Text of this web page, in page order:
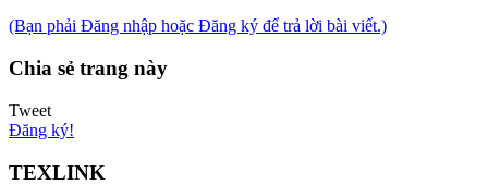
(Bạn phải Đăng nhập hoặc Đăng ký để trả lời bài viết.)
Chia sẻ trang này
Tweet
Đăng ký!
TEXLINK